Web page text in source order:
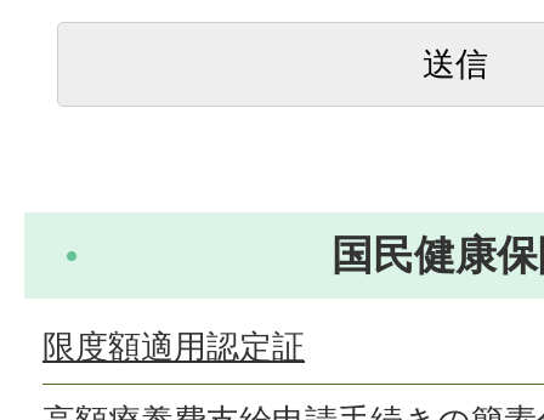
国民健康
限度額適用認定証